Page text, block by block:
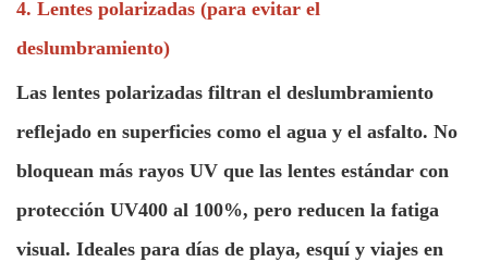
4. Lentes polarizadas (para evitar el
deslumbramiento)
Las lentes polarizadas filtran el deslumbramiento
reflejado en superficies como el agua y el asfalto. No
bloquean más rayos UV que las lentes estándar con
protección UV400 al 100%, pero reducen la fatiga
visual. Ideales para días de playa, esquí y viajes en